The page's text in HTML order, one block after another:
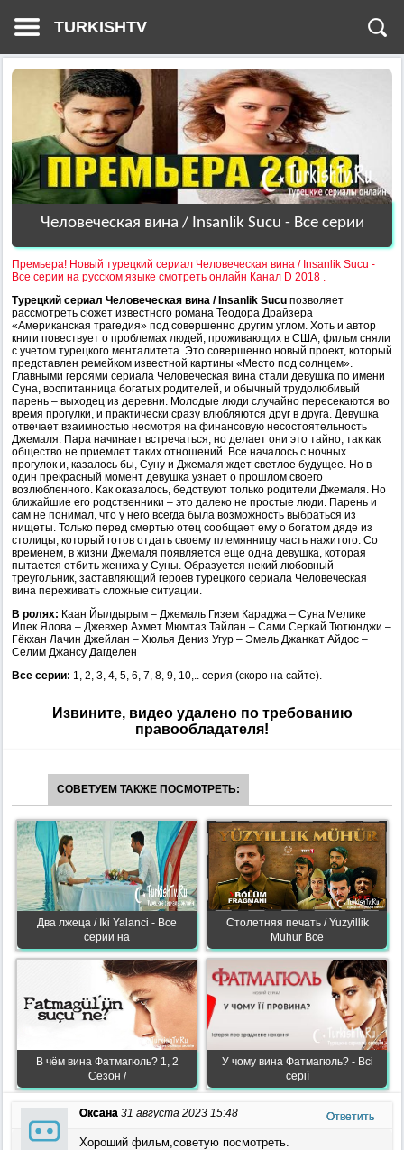
TURKISHTV
Человеческая вина / Insanlik Sucu - Все серии
Премьера! Новый турецкий сериал Человеческая вина / Insanlik Sucu -
Все серии на русском языке смотреть онлайн Канал D 2018 .
Турецкий сериал Человеческая вина / Insanlik Sucu позволяет
рассмотреть сюжет известного романа Теодора Драйзера
«Американская трагедия» под совершенно другим углом. Хоть и автор
книги повествует о проблемах людей, проживающих в США, фильм сняли
с учетом турецкого менталитета. Это совершенно новый проект, который
представлен ремейком известной картины «Место под солнцем».
Главными героями сериала Человеческая вина стали девушка по имени
Суна, воспитанница богатых родителей, и обычный трудолюбивый
парень – выходец из деревни. Молодые люди случайно пересекаются во
время прогулки, и практически сразу влюбляются друг в друга. Девушка
отвечает взаимностью несмотря на финансовую несостоятельность
Джемаля. Пара начинает встречаться, но делает они это тайно, так как
общество не приемлет таких отношений. Все началось с ночных
прогулок и, казалось бы, Суну и Джемаля ждет светлое будущее. Но в
один прекрасный момент девушка узнает о прошлом своего
возлюбленного. Как оказалось, бедствуют только родители Джемаля. Но
ближайшие его родственники – это далеко не простые люди. Парень и
сам не понимал, что у него всегда была возможность выбраться из
нищеты. Только перед смертью отец сообщает ему о богатом дяде из
столицы, который готов отдать своему племянницу часть нажитого. Со
временем, в жизни Джемаля появляется еще одна девушка, которая
пытается отбить жениха у Суны. Образуется некий любовный
треугольник, заставляющий героев турецкого сериала Человеческая
вина переживать сложные ситуации.
В ролях: Каан Йылдырым – Джемаль Гизем Караджа – Суна Мелике
Ипек Ялова – Джевхер Ахмет Мюмтаз Тайлан – Сами Серкай Тютюнджи –
Гёкхан Лачин Джейлан – Хюлья Дениз Угур – Эмель Джанкат Айдос –
Селим Джансу Дагделен
Все серии: 1, 2, 3, 4, 5, 6, 7, 8, 9, 10,.. серия (скоро на сайте).
Извините, видео удалено по требованию
правообладателя!
СОВЕТУЕМ ТАКЖЕ ПОСМОТРЕТЬ:
Два лжеца / Iki Yalanci - Все
серии на
Столетняя печать / Yuzyillik
Muhur Все
В чём вина Фатмагюль? 1, 2
Сезон /
У чому вина Фатмагюль? - Всі
серії
Оксана 31 августа 2023 15:48 Ответить
Хороший фильм,советую посмотреть.